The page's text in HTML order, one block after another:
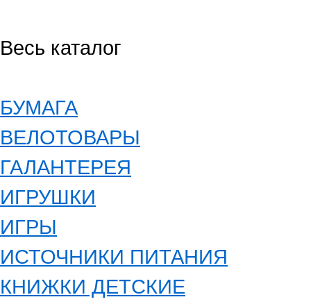
Весь каталог
БУМАГА
ВЕЛОТОВАРЫ
ГАЛАНТЕРЕЯ
ИГРУШКИ
ИГРЫ
ИСТОЧНИКИ ПИТАНИЯ
КНИЖКИ ДЕТСКИЕ